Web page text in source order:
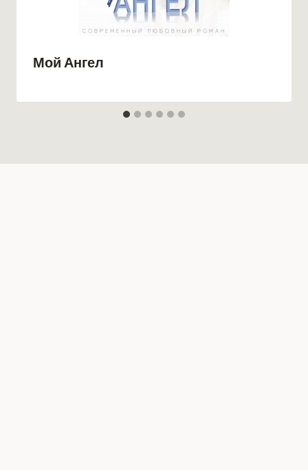
Мой Ангел